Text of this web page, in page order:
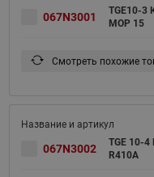
067N3001
TGE10-3
MOP 15
Смотреть похожие
067N3002
TGE 10-
R410A